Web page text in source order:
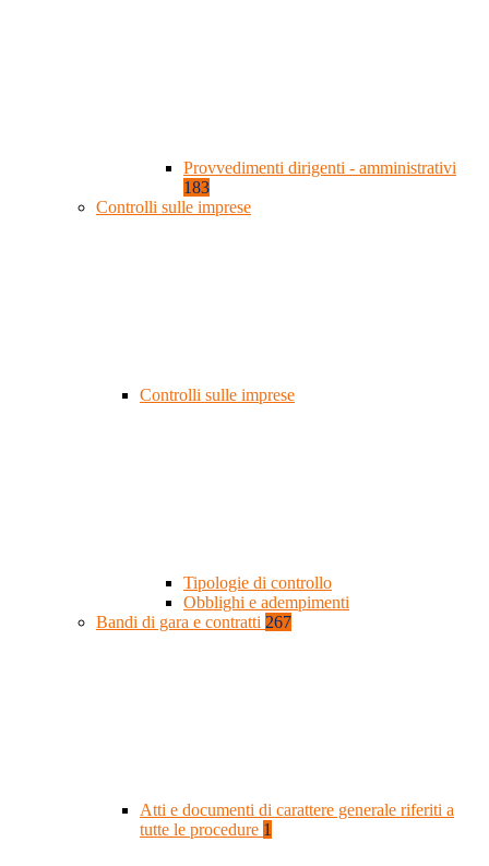
Provvedimenti dirigenti - amministrativi
183
Controlli sulle imprese
Controlli sulle imprese
Tipologie di controllo
Obblighi e adempimenti
Bandi di gara e contratti 267
Atti e documenti di carattere generale riferiti a
tutte le procedure 1